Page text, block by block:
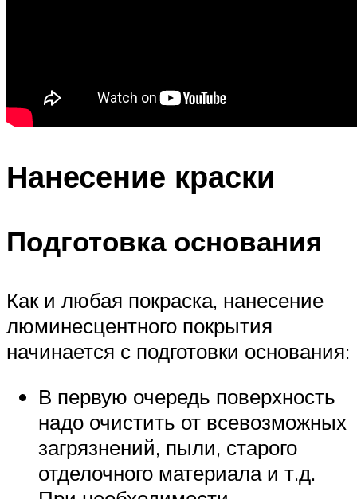
Нанесение краски
Подготовка основания
Как и любая покраска, нанесение
люминесцентного покрытия
начинается с подготовки основания:
В первую очередь поверхность
надо очистить от всевозможных
загрязнений, пыли, старого
отделочного материала и т.д.